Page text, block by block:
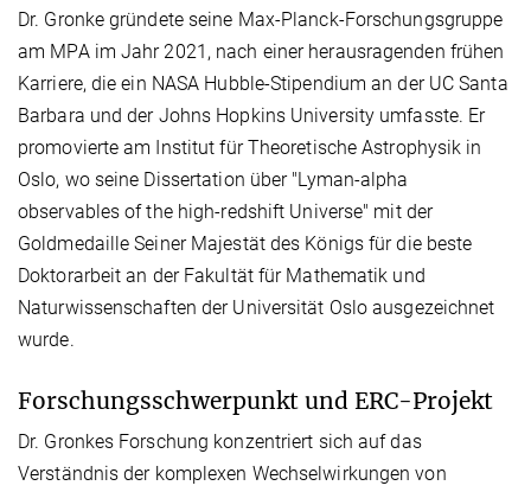
Dr. Gronke gründete seine Max-Planck-Forschungsgruppe
am MPA im Jahr 2021, nach einer herausragenden frühen
Karriere, die ein NASA Hubble-Stipendium an der UC Santa
Barbara und der Johns Hopkins University umfasste. Er
promovierte am Institut für Theoretische Astrophysik in
Oslo, wo seine Dissertation über "Lyman-alpha
observables of the high-redshift Universe" mit der
Goldmedaille Seiner Majestät des Königs für die beste
Doktorarbeit an der Fakultät für Mathematik und
Naturwissenschaften der Universität Oslo ausgezeichnet
wurde.
Forschungsschwerpunkt und ERC-Projekt
Dr. Gronkes Forschung konzentriert sich auf das
Verständnis der komplexen Wechselwirkungen von